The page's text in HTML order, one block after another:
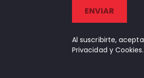
Al suscribirte,
Privacidad y Cookies.